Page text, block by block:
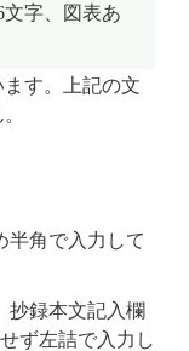
文字、図表あ
す。上記の文
半角で入力して
抄録本文記入欄
ず左詰で入力し